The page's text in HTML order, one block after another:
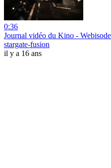
0:36
Journal vidéo du Kino -
stargate-fusion
il y a 16 ans